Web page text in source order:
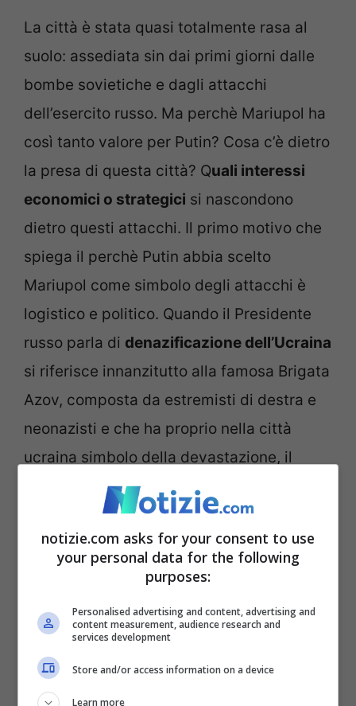
La città è stata quasi totalmente rasa al
suolo: assediata sin dai primi giorni dalle
bombe sovietiche e dagli attacchi
dell’esercito russo. Ma perchè Mariupol ha
così tanto valore per Putin? Cosa c’è dietro
la presa di questa città? Quali interessi
economici o strategici si nascondono
dietro questi attacchi. Il primo motivo che
spiega il perchè Putin abbia scelto
Mariupol come simbolo degli attacchi è
logistico e politico. Quando il Presidente
russo parla di denazificazione dell’Ucraina
si riferisce innanzitutto alla famosa Brigata
Azov, composta da estremisti di destra e
neonazisti e che ha proprio nella città
ucraina simbolo della devastazione, il
proprio quartier generale.
Mariupol è da sempre unpunto strategico
della Brigata Azov.In diverse abitazioni
arenali, che sono serviti ad armare
mostrare che dietro quelle che vengono
notizie.com asks for your consent to use
your personal data for the following
purposes:
Personalised advertising and content, advertising and
content measurement, audience research and
services development
Store and/or access information on a device
Learn more